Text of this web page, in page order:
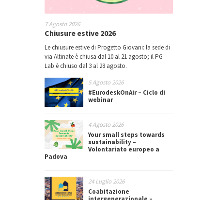
7 Agosto 2026
Chiusure estive 2026
Le chiusure estive di Progetto Giovani: la sede di
via Altinate è chiusa dal 10 al 21 agosto; il PG
Lab è chiuso dal 3 al 28 agosto.
5 Agosto 2026
#EurodeskOnAir – Ciclo di
webinar
4 Agosto 2026
Your small steps towards
sustainability –
Volontariato europeo a
Padova
24 Luglio 2026
Coabitazione